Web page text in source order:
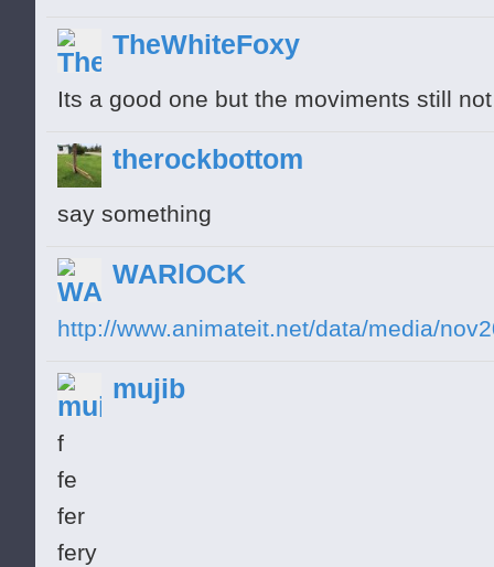
TheWhiteFoxy
Its a good one but the moviments still
therockbottom
say something
WARlOCK
http://www.animateit.net/data/media/
mujib
f
fe
fer
fery